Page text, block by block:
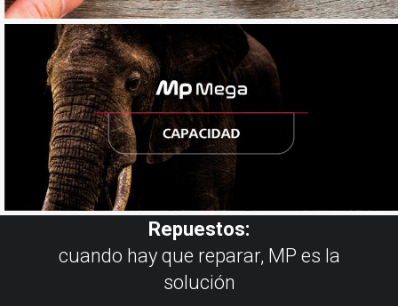
Gearless de gran capacidad
Repuestos:
cuando hay que reparar, MP es la
solución